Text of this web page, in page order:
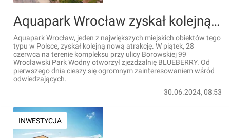
Aquapark Wrocław zyskał kolejną nową atrakcję [ZDJĘCIA]
Aquapark Wrocław, jeden z największych miejskich obiektów tego
typu w Polsce, zyskał kolejną nową atrakcję. W piątek, 28
czerwca na terenie kompleksu przy ulicy Borowskiej 99
Wrocławski Park Wodny otworzył zjeżdżalnię BLUEBERRY. Od
pierwszego dnia cieszy się ogromnym zainteresowaniem wśród
odwiedzających.
30.06.2024, 08:53
INWESTYCJA